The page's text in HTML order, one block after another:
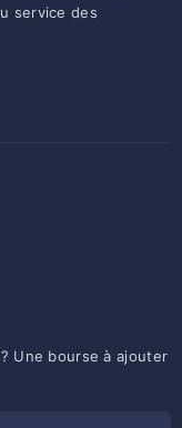
service des
Une bourse à ajouter